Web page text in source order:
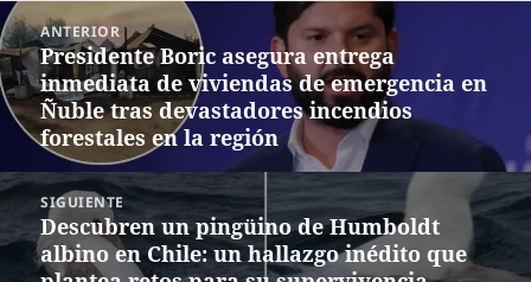
Navegación
de
entradas
ANTERIOR
Entrada
anterior:
Presidente Boric asegura entrega
inmediata de viviendas de emergencia en
Ñuble tras devastadores incendios
forestales en la región
SIGUIENTE
Entrada
siguiente:
Descubren un pingüino de Humboldt
albino en Chile: un hallazgo inédito que